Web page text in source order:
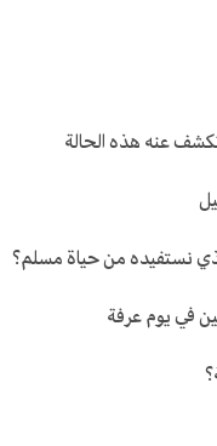
عنه هذه الحالة
نستفيده من حياة مسلم؟
في يوم عرفة